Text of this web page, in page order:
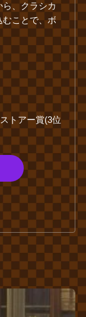
ら、クラシカ
むことで、ボ
トアー賞(3位